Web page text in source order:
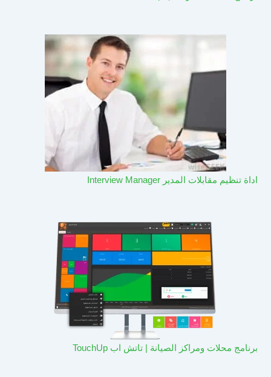
اداة تنظيم مقابلات المدير Interview Manager
برنامج محلات ومراكز الصيانة | تاتش اب TouchUp